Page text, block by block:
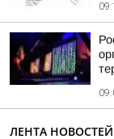
ЛЕНТА НОВОСТЕЙ